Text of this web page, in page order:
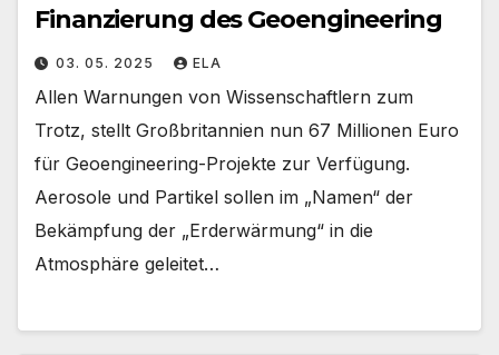
Finanzierung des Geoengineering
03. 05. 2025 ELA
Allen Warnungen von Wissenschaftlern zum
Trotz, stellt Großbritannien nun 67 Millionen Euro
für Geoengineering-Projekte zur Verfügung.
Aerosole und Partikel sollen im „Namen“ der
Bekämpfung der „Erderwärmung“ in die
Atmosphäre geleitet…